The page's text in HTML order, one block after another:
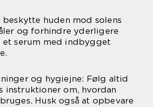
beskytte huden mod solens
og forhindre yderligere
serum med indbygget
og hygiejne: Følg altid
instruktioner om, hvordan
Husk også at opbevare